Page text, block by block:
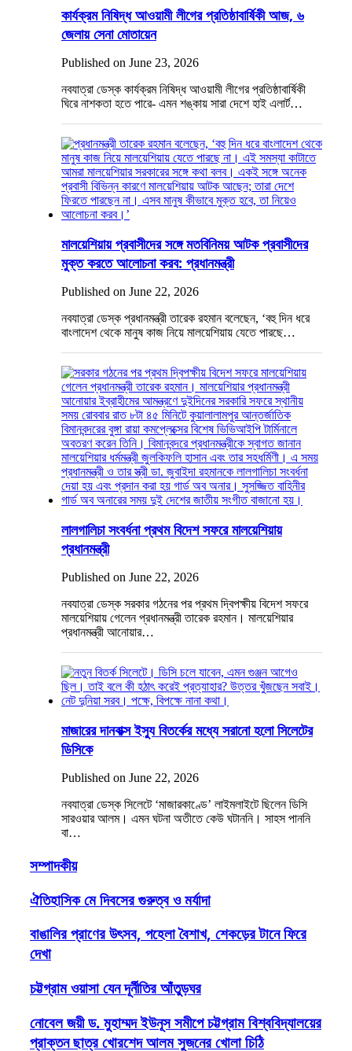
কার্যক্রম নিষিদ্ধ আওয়ামী লীগের প্রতিষ্ঠাবার্ষিকী আজ, ৬
জেলায় সেনা মোতায়েন
Published on June 23, 2026
নবযাত্রা ডেস্ক কার্যক্রম নিষিদ্ধ আওয়ামী লীগের প্রতিষ্ঠাবার্ষিকী
ঘিরে নাশকতা হতে পারে- এমন শঙ্কায় সারা দেশে হাই এলার্ট…
মালয়েশিয়ায় প্রবাসীদের সঙ্গে মতবিনিময় আটক প্রবাসীদের
মুক্ত করতে আলোচনা করব: প্রধানমন্ত্রী
Published on June 22, 2026
নবযাত্রা ডেস্ক প্রধানমন্ত্রী তারেক রহমান বলেছেন, ‘বহু দিন ধরে
বাংলাদেশ থেকে মানুষ কাজ নিয়ে মালয়েশিয়ায় যেতে পারছে…
লালগালিচা সংবর্ধনা প্রথম বিদেশ সফরে মালয়েশিয়ায়
প্রধানমন্ত্রী
Published on June 22, 2026
নবযাত্রা ডেস্ক সরকার গঠনের পর প্রথম দ্বিপক্ষীয় বিদেশ সফরে
মালয়েশিয়ায় গেলেন প্রধানমন্ত্রী তারেক রহমান। মালয়েশিয়ার
প্রধানমন্ত্রী আনোয়ার…
মাজারের দানবাক্স ইস্যু বিতর্কের মধ্যে সরানো হলো সিলেটের
ডিসিকে
Published on June 22, 2026
নবযাত্রা ডেস্ক সিলেটে ‘মাজারকাণ্ডে’ লাইমলাইটে ছিলেন ডিসি
সারওয়ার আলম। এমন ঘটনা অতীতে কেউ ঘটাননি। সাহস পাননি
বা…
সম্পাদকীয়
ঐতিহাসিক মে দিবসের গুরুত্ব ও মর্যাদা
বাঙালির প্রাণের উৎসব, পহেলা বৈশাখ, শেকড়ের টানে ফিরে
দেখা
চট্টগ্রাম ওয়াসা যেন দূর্নীতির আঁতুড়ঘর
নোবেল জয়ী ড. মুহাম্মদ ইউনূস সমীপে চট্টগ্রাম বিশ্ববিদ্যালয়ের
প্রাক্তন ছাত্র খোরশেদ আলম সুজনের খোলা চিঠি